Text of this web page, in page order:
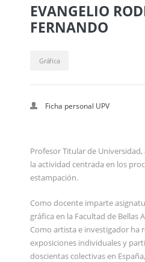
EVANGELIO
FERNANDO
Gráfica
Ficha personal UPV
Profesor Titular de
la actividad centrada en los
estampación.
Como docente imparte
gráfica en la Facultad de Bellas
Como artista e investigador ha
exposiciones individuales y
doscientas colectivas en